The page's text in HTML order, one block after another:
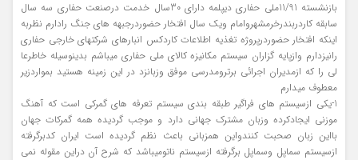
بازنشسته 11/91ملی حفاری دیپلمه دارای 30سال خدمت درصنعت حفاری سه سال
سابقه کاردربندرخرمشهروامام ویک سال افتخار حضوردرجبهه های جنگ رادارم نظربه
اینکه افتخار حضوردرپروژه تغذیه اطلاعات کاردکس انبارهای شرکتهای خارجی حفاری
رانیزدارم وازپایه گزاران سیستم مکانیزه کالای ملی حفاری میباشم بدینوسیله خاطرعا
لی را که ازمدیران اجرائی برترومدرسی موفق وزبانزد در این زمینه هستید بمواردزیر
معطوف میدارم
1-یکی ازسیستم های فراگیر طبقه بندی سیستم تعرفه های گمرکی است که آهنگ
موزنی ایجادکرده وزبان مشترک جهانی دارد و موجب گردیده همه گمرکات جهان
بااین زبان صحبت کنندواین همزبانی باعث نظم گردیده است ایران کدبرگرفته
ازسیستم سماپل وسماپل برگرفته ازسیستم ناتومیباشد که شرح آن دراین مقوله نمی